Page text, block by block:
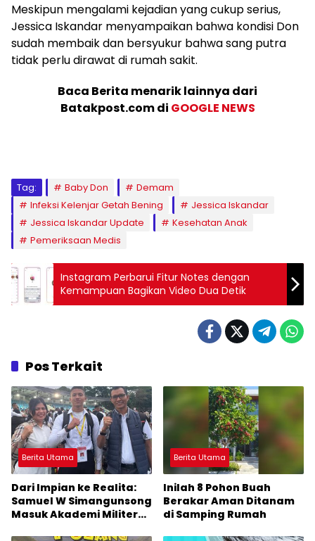
Meskipun mengalami kejadian yang cukup serius,
Jessica Iskandar menyampaikan bahwa kondisi Don
sudah membaik dan bersyukur bahwa sang putra
tidak perlu dirawat di rumah sakit.
Baca Berita menarik lainnya dari
Batakpost.com di GOOGLE NEWS
Tag: Baby Don
Demam
Infeksi Kelenjar Getah Bening
Jessica Iskandar
Jessica Iskandar Update
Kesehatan Anak
Pemeriksaan Medis
Instagram Perbarui Fitur Notes dengan
Kemampuan Bagikan Video Dua Detik
Pos Terkait
Berita Utama
Dari Impian ke Realita:
Samuel W Simangunsong
Masuk Akademi Militer
Berita Utama
Inilah 8 Pohon Buah
Berakar Aman Ditanam
di Samping Rumah